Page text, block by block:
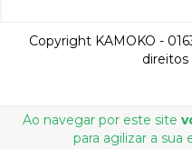
Ao navegar por este site
para agilizar a sua
Copyright KAMOKO -
direitos